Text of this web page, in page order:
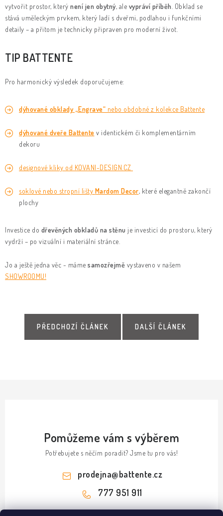
vytvořit prostor, který není jen obytný, ale vypráví příběh . Obklad se
stává uměleckým prvkem, který ladí s dveřmi, podlahou i funkčními
detaily – a přitom je technicky připraven pro moderní život.
TIP BATTENTE
Pro harmonický výsledek doporučujeme:
dýhované obklady „Engrave“ nebo obdobné z kolekce Battente
dýhované dveře Battente v identickém či komplementárním
dekoru
designové kliky od KOVANI-DESIGN.CZ
soklové nebo stropní lišty Mardom Decor, které elegantně zakončí
plochy
Investice do dřevěných obkladů na stěnu je investicí do prostoru, který
vydrží – po vizuální i materiální stránce.
Jo a ještě jedna věc - máme samozřejmě vystaveno v našem
SHOWROOMU!
PŘEDCHOZÍ ČLÁNEK DALŠÍ ČLÁNEK
Pomůžeme vám s výběrem
Potřebujete s něčím poradit? Jsme tu pro vás!
prodejna@battente.cz
777 951 911